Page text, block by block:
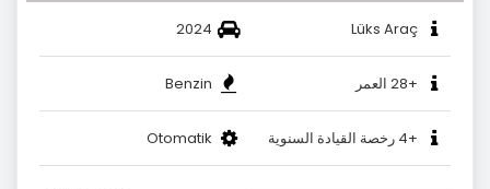
2024 Lüks Araç
Benzin +28 العمر
Otomatik +4 رخصة القيادة السنوية